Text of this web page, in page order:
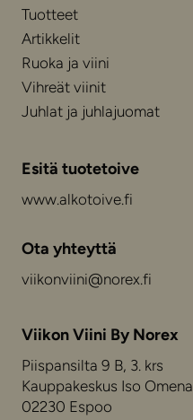
Tuotteet
Artikkelit
Ruoka ja viini
Vihreät viinit
Juhlat ja juhlajuomat
Esitä tuotetoive
www.alkotoive.fi
Ota yhteyttä
viikonviini@norex.fi
Viikon Viini By Norex
Piispansilta 9 B, 3. krs
Kauppakeskus Iso Omena
02230 Espoo